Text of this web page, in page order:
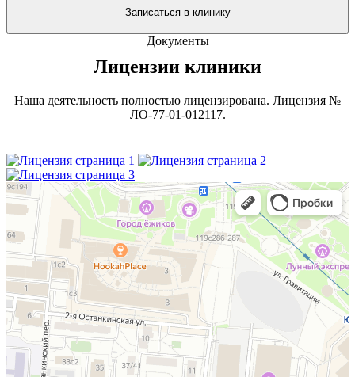
Записаться в клинику
Документы
Лицензии клиники
Наша деятельность полностью лицензирована. Лицензия №
ЛО-77-01-012117.